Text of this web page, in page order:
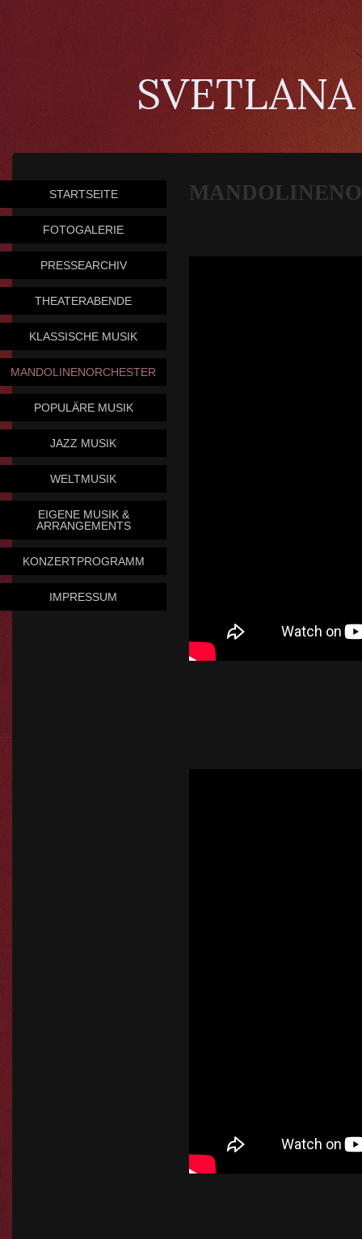
STARTSEITE
FOTOGALERIE
PRESSEARCHIV
THEATERABENDE
KLASSISCHE MUSIK
MANDOLINENORCHESTER
POPULÄRE MUSIK
JAZZ MUSIK
WELTMUSIK
EIGENE MUSIK &
ARRANGEMENTS
KONZERTPROGRAMM
IMPRESSUM